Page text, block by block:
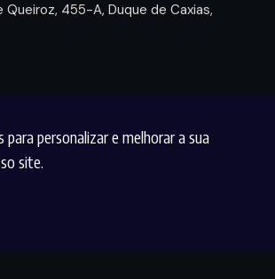
personalizar e melhorar a sua
site.
Queiroz, 455-A, Duque de Caxias,